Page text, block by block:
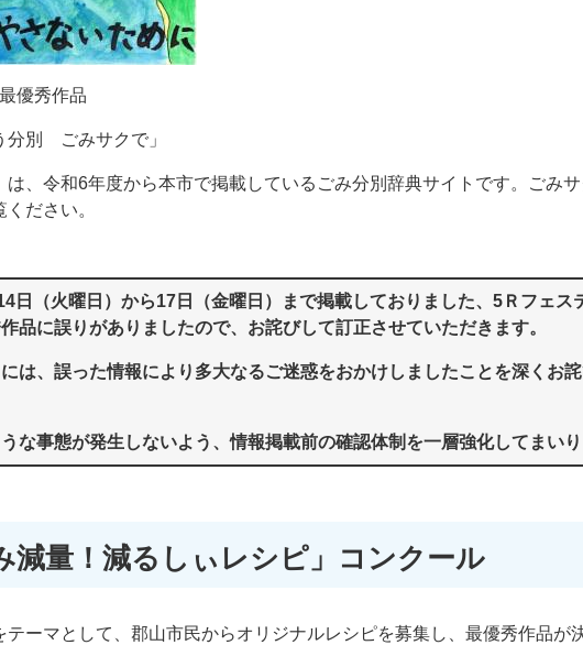
優秀作品
分別 ごみサクで」
、令和6年度から本市で掲載しているごみ分別辞典サイトです。ごみサ
ください。
日（火曜日）から17日（金曜日）まで掲載しておりました、5Ｒフェス
品に誤りがありましたので、お詫びして訂正させていただきます。
は、誤った情報により多大なるご迷惑をおかけしましたことを深くお
な事態が発生しないよう、情報掲載前の確認体制を一層強化してまいり
減量！減るしぃレシピ」コンクール
テーマとして、郡山市民からオリジナルレシピを募集し、最優秀作品が